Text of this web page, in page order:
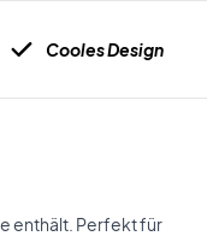
Cooles Design
enthält. Perfekt für